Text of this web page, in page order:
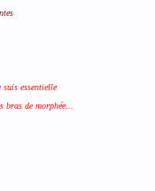
essentielle
bras de morphée...